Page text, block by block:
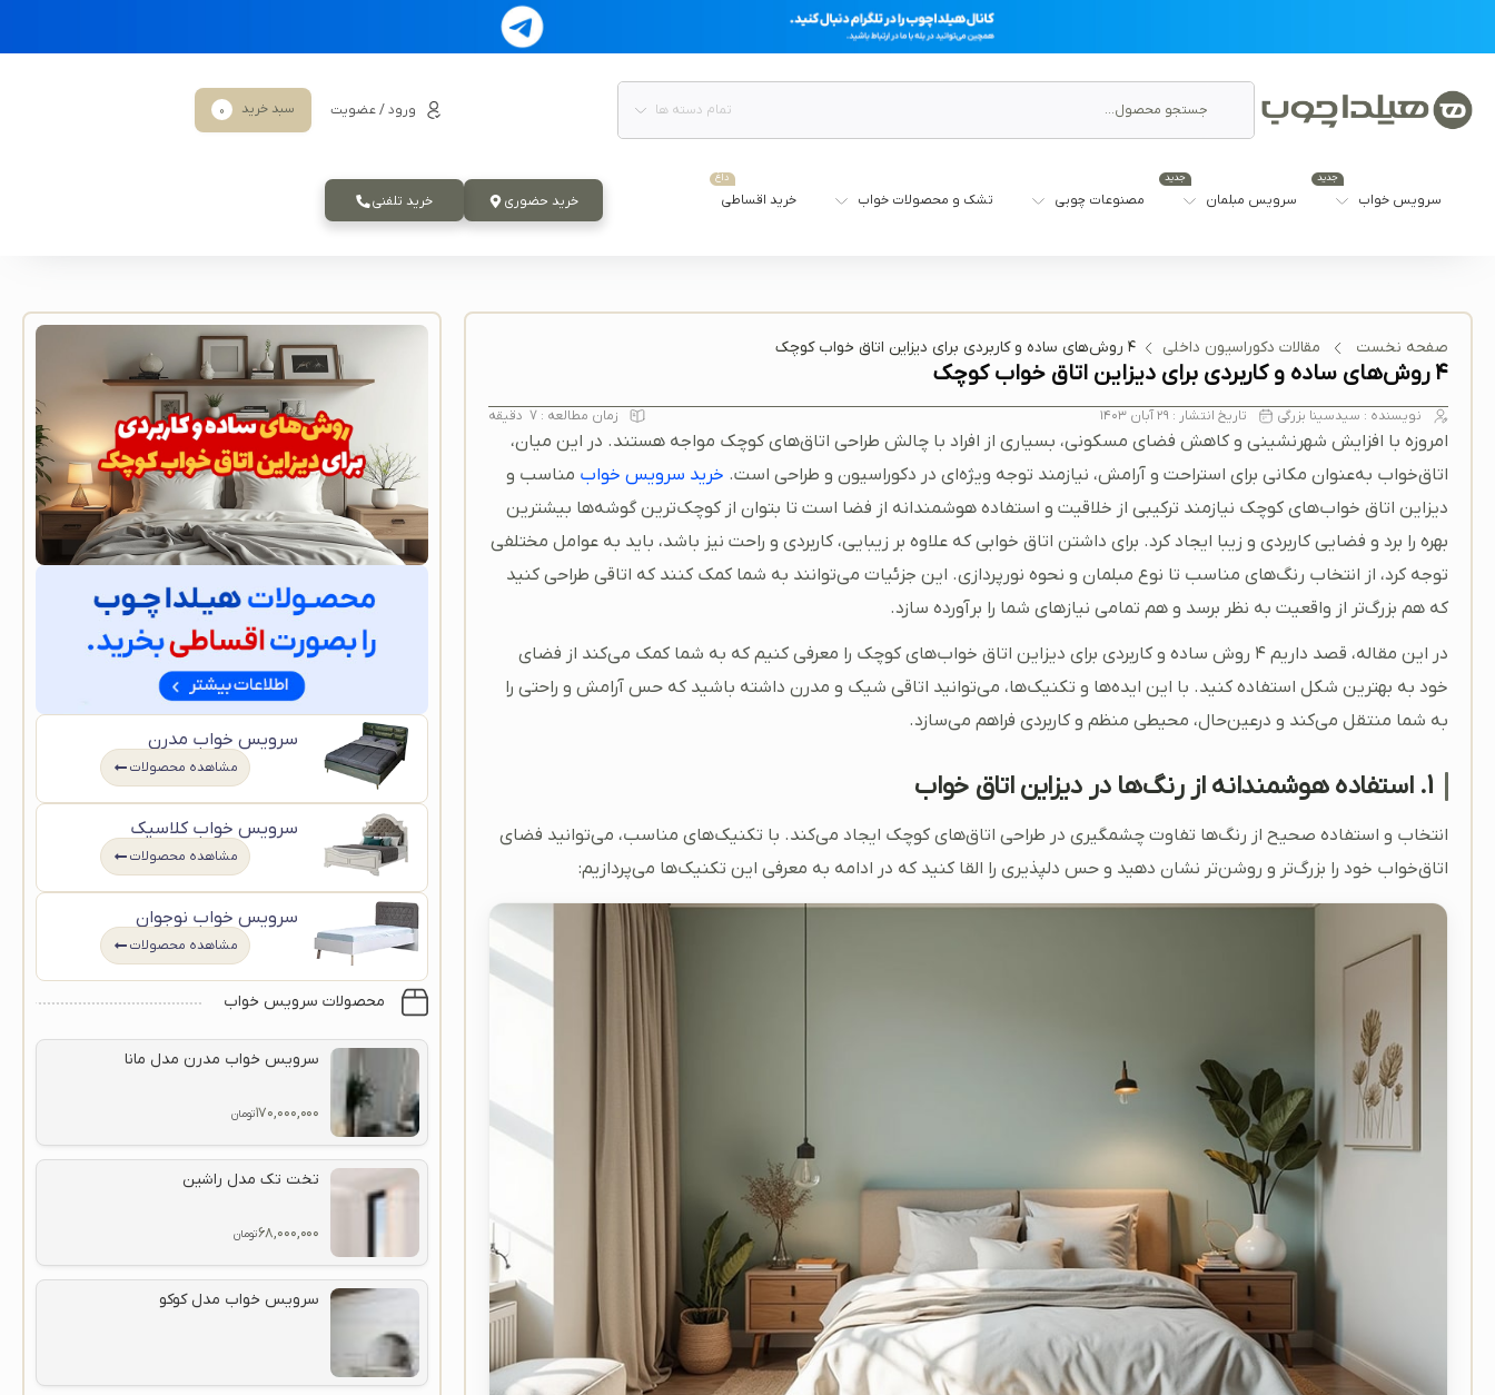
تمام دسته ها ورود / عضویت سبد خرید 0
سرویس خواب
جدید
سرویس مبلمان
جدید
مصنوعات چوبی تشک و محصولات خواب خرید اقساطی
داغ
خرید حضوری خرید تلفنی
صفحه نخست مقالات دکوراسیون داخلی ۴ روش‌های ساده و کاربردی برای دیزاین اتاق خواب کوچک
۴ روش‌های ساده و کاربردی برای دیزاین اتاق خواب کوچک
زمان مطالعه : 7 دقیقه تاریخ انتشار : ۲۹ آبان ۱۴۰۳ نویسنده : سیدسینا بزرگی
امروزه با افزایش شهرنشینی و کاهش فضای مسکونی، بسیاری از افراد با چالش طراحی اتاق‌های کوچک مواجه هستند. در این میان،
اتاق‌خواب به‌عنوان مکانی برای استراحت و آرامش، نیازمند توجه ویژه‌ای در دکوراسیون و طراحی است. خرید سرویس خواب مناسب و
دیزاین اتاق خواب‌های کوچک نیازمند ترکیبی از خلاقیت و استفاده هوشمندانه از فضا است تا بتوان از کوچک‌ترین گوشه‌ها بیشترین
بهره را برد و فضایی کاربردی و زیبا ایجاد کرد. برای داشتن اتاق خوابی که علاوه بر زیبایی، کاربردی و راحت نیز باشد، باید به عوامل مختلفی
توجه کرد، از انتخاب رنگ‌های مناسب تا نوع مبلمان و نحوه نورپردازی. این جزئیات می‌توانند به شما کمک کنند که اتاقی طراحی کنید
که هم بزرگ‌تر از واقعیت به نظر برسد و هم تمامی نیازهای شما را برآورده سازد.
در این مقاله، قصد داریم ۴ روش ساده و کاربردی برای دیزاین اتاق خواب‌های کوچک را معرفی کنیم که به شما کمک می‌کند از فضای
خود به بهترین شکل استفاده کنید. با این ایده‌ها و تکنیک‌ها، می‌توانید اتاقی شیک و مدرن داشته باشید که حس آرامش و راحتی را
به شما منتقل می‌کند و درعین‌حال، محیطی منظم و کاربردی فراهم می‌سازد.
1. استفاده هوشمندانه از رنگ‌ها در دیزاین اتاق خواب
انتخاب و استفاده صحیح از رنگ‌ها تفاوت چشمگیری در طراحی اتاق‌های کوچک ایجاد می‌کند. با تکنیک‌های مناسب، می‌توانید فضای
اتاق‌خواب خود را بزرگ‌تر و روشن‌تر نشان دهید و حس دلپذیری را القا کنید که در ادامه به معرفی این تکنیک‌ها می‌پردازیم:
سرویس خواب مدرن
مشاهده محصولات
سرویس خواب کلاسیک
مشاهده محصولات
سرویس خواب نوجوان
مشاهده محصولات
محصولات سرویس خواب
سرویس خواب مدرن مدل مانا
۱۷۰,۰۰۰,۰۰۰تومان
تخت تک مدل راشین
۶۸,۰۰۰,۰۰۰تومان
سرویس خواب مدل کوکو